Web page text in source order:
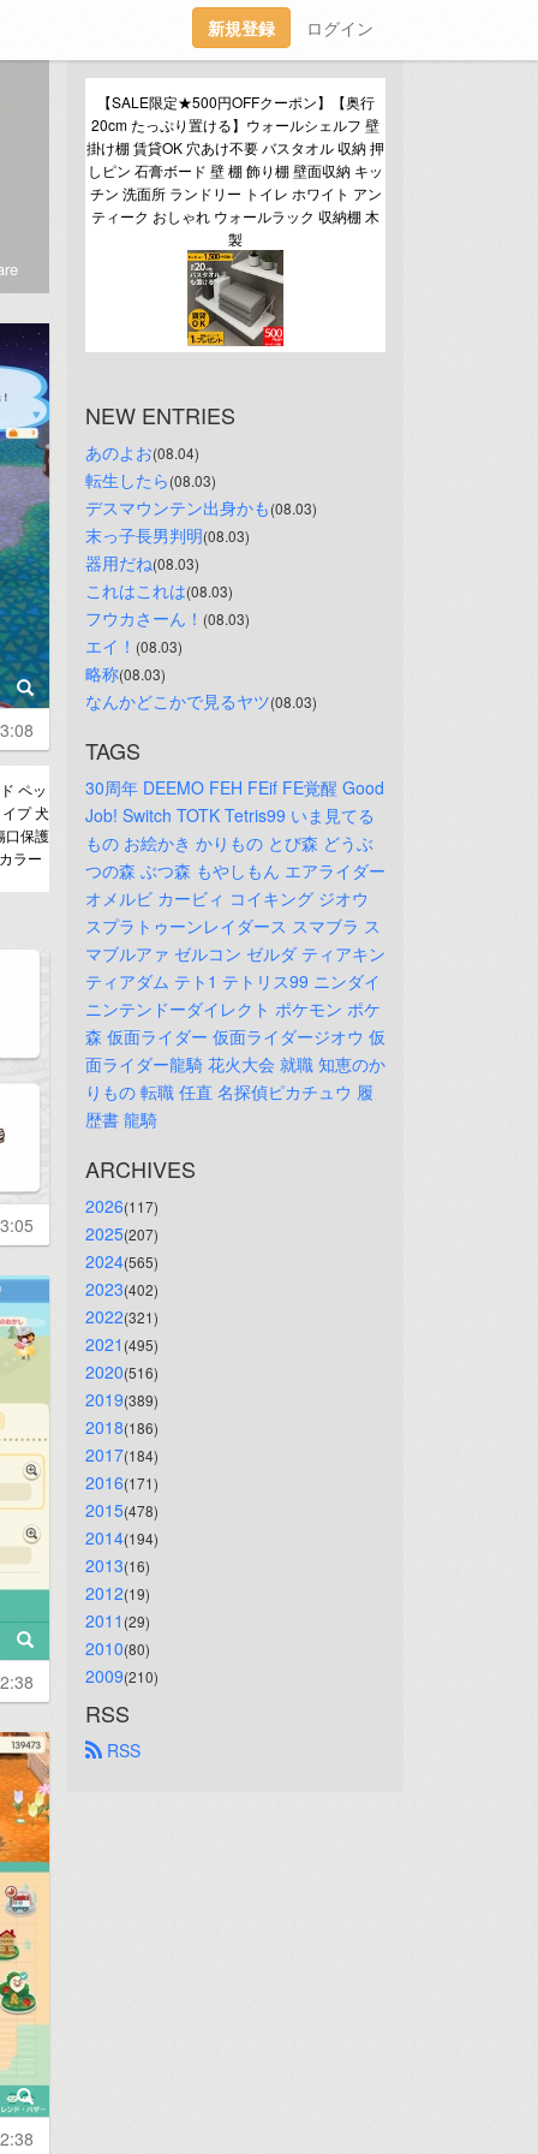
新規登録 ログイン
ペッ
プ 犬
口保護
ラー
【SALE限定★500円OFFクーポン】【奥行
20cm たっぷり置ける】ウォールシェルフ 壁
掛け棚 賃貸OK 穴あけ不要 バスタオル 収納 押
しピン 石膏ボード 壁 棚 飾り棚 壁面収納 キッ
チン 洗面所 ランドリー トイレ ホワイト アン
ティーク おしゃれ ウォールラック 収納棚 木
製
NEW ENTRIES
あのよお(08.04)
転生したら(08.03)
デスマウンテン出身かも(08.03)
末っ子長男判明(08.03)
器用だね(08.03)
これはこれは(08.03)
フウカさーん！ (08.03)
エイ！ (08.03)
略称(08.03)
なんかどこかで見るヤツ(08.03)
TAGS
30周年 DEEMO FEH FEif FE覚醒 Good
Job! Switch TOTK Tetris99 いま見てる
もの お絵かき かりもの とび森 どうぶ
つの森 ぶつ森 もやしもん エアライダー
オメルビ カービィ コイキング ジオウ
スプラトゥーンレイダース スマブラ ス
マブルアァ ゼルコン ゼルダ ティアキン
ティアダム テト1 テトリス99 ニンダイ
ニンテンドーダイレクト ポケモン ポケ
森 仮面ライダー 仮面ライダージオウ 仮
面ライダー龍騎 花火大会 就職 知恵のか
りもの 転職 任直 名探偵ピカチュウ 履
歴書 龍騎
ARCHIVES
2026(117)
2025(207)
2024(565)
2023(402)
2022(321)
2021 (495)
2020(516)
2019(389)
2018(186)
2017(184)
2016(171)
2015(478)
2014(194)
2013(16)
2012(19)
2011 (29)
2010(80)
2009(210)
RSS
RSS